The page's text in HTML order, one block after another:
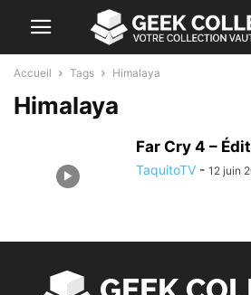
Accueil Tags Himalaya
Himalaya
Far Cry 4 –
TaquitoTV - 12 juin